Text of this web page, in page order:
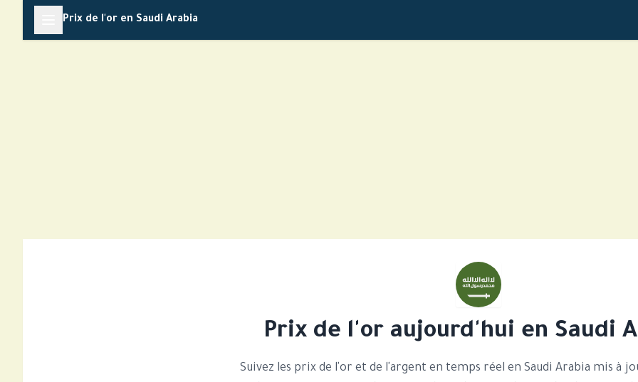
content
Prix de l'or en Saudi Arabia
Prix de l'or aujourd'hui en Saudi
Suivez les prix de l'or et de l'argent en temps réel en Saudi Arabia mis à